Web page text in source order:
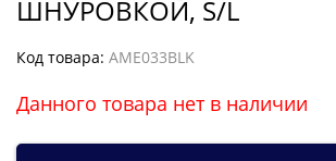
ШНУРОВКОЙ, S/L
Код товара: AME033BLK
Данного товара нет в наличии